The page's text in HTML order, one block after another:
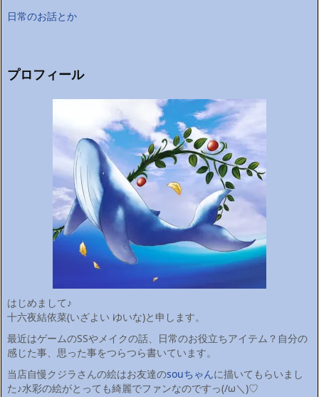
日常のお話とか
プロフィール
はじめまして♪
十六夜結依菜(いざよい ゆいな)と申します。
最近はゲームのSSやメイクの話、日常のお役立ちアイテム？自分の
感じた事、思った事をつらつら書いています。
当店自慢クジラさんの絵はお友達のsouちゃんに描いてもらいまし
た♪水彩の絵がとっても綺麗でファンなのですっ(/ω＼)♡